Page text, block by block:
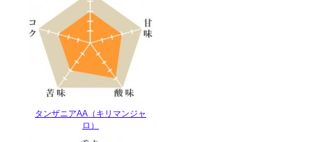
タンザニアAA（キリマンジャ
ロ）